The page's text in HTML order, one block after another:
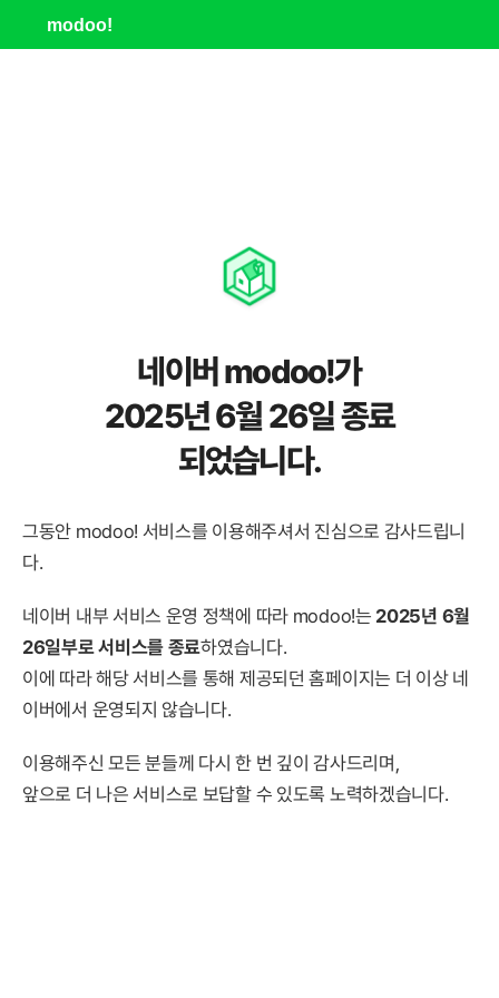
modoo!
네이버 modoo!가
2025년 6월 26일 종료
되었습니다.
그동안 modoo! 서비스를 이용해주셔서 진심으로 감사드립니
다.
네이버 내부 서비스 운영 정책에 따라 modoo!는 2025년 6월
26일부로 서비스를 종료하였습니다.
이에 따라 해당 서비스를 통해 제공되던 홈페이지는 더 이상 네
이버에서 운영되지 않습니다.
이용해주신 모든 분들께 다시 한 번 깊이 감사드리며,
앞으로 더 나은 서비스로 보답할 수 있도록 노력하겠습니다.